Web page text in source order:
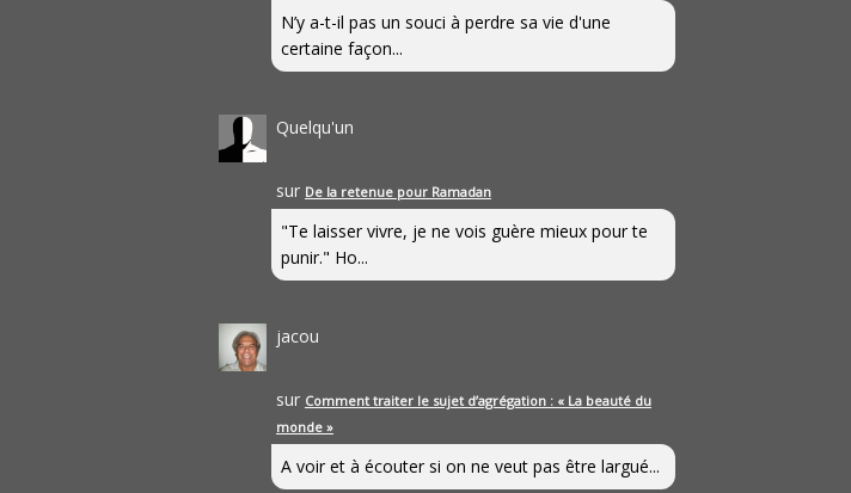
N’y a-t-il pas un souci à perdre sa vie d'une
certaine façon...
Quelqu'un
sur De la retenue pour Ramadan
"Te laisser vivre, je ne vois guère mieux pour te
punir." Ho...
jacou
sur Comment traiter le sujet d’agrégation : « La beauté du
monde »
A voir et à écouter si on ne veut pas être largué...